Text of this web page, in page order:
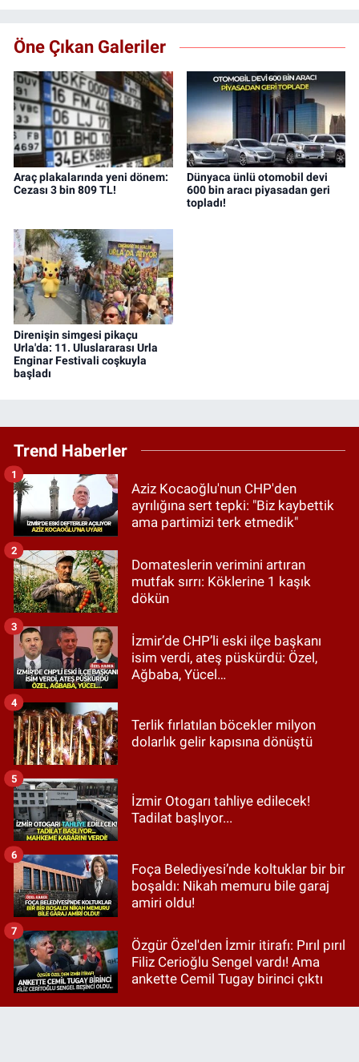
Öne Çıkan Galeriler
Araç plakalarında yeni dönem:
Cezası 3 bin 809 TL!
Dünyaca ünlü otomobil devi
600 bin aracı piyasadan geri
topladı!
Direnişin simgesi pikaçu
Urla'da: 11. Uluslararası Urla
Enginar Festivali coşkuyla
başladı
Trend Haberler
Aziz Kocaoğlu'nun CHP'den
ayrılığına sert tepki: "Biz kaybettik
ama partimizi terk etmedik"
1
Domateslerin verimini artıran
mutfak sırrı: Köklerine 1 kaşık
dökün
2
İzmir’de CHP’li eski ilçe başkanı
isim verdi, ateş püskürdü: Özel,
Ağbaba, Yücel…
3
Terlik fırlatılan böcekler milyon
dolarlık gelir kapısına dönüştü
4
İzmir Otogarı tahliye edilecek!
Tadilat başlıyor...
5
Foça Belediyesi’nde koltuklar bir bir
boşaldı: Nikah memuru bile garaj
amiri oldu!
6
Özgür Özel'den İzmir itirafı: Pırıl pırıl
Filiz Cerioğlu Sengel vardı! Ama
ankette Cemil Tugay birinci çıktı
7